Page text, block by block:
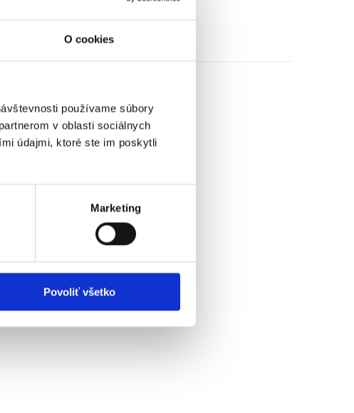
O cookies
používame súbory
v oblasti sociálnych
údajmi, ktoré ste im poskytli
Marketing
Povoliť všetko